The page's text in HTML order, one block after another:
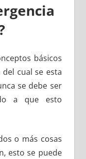
básicos
cual se esta
se debe ser
a que esto
o más cosas
esto se puede